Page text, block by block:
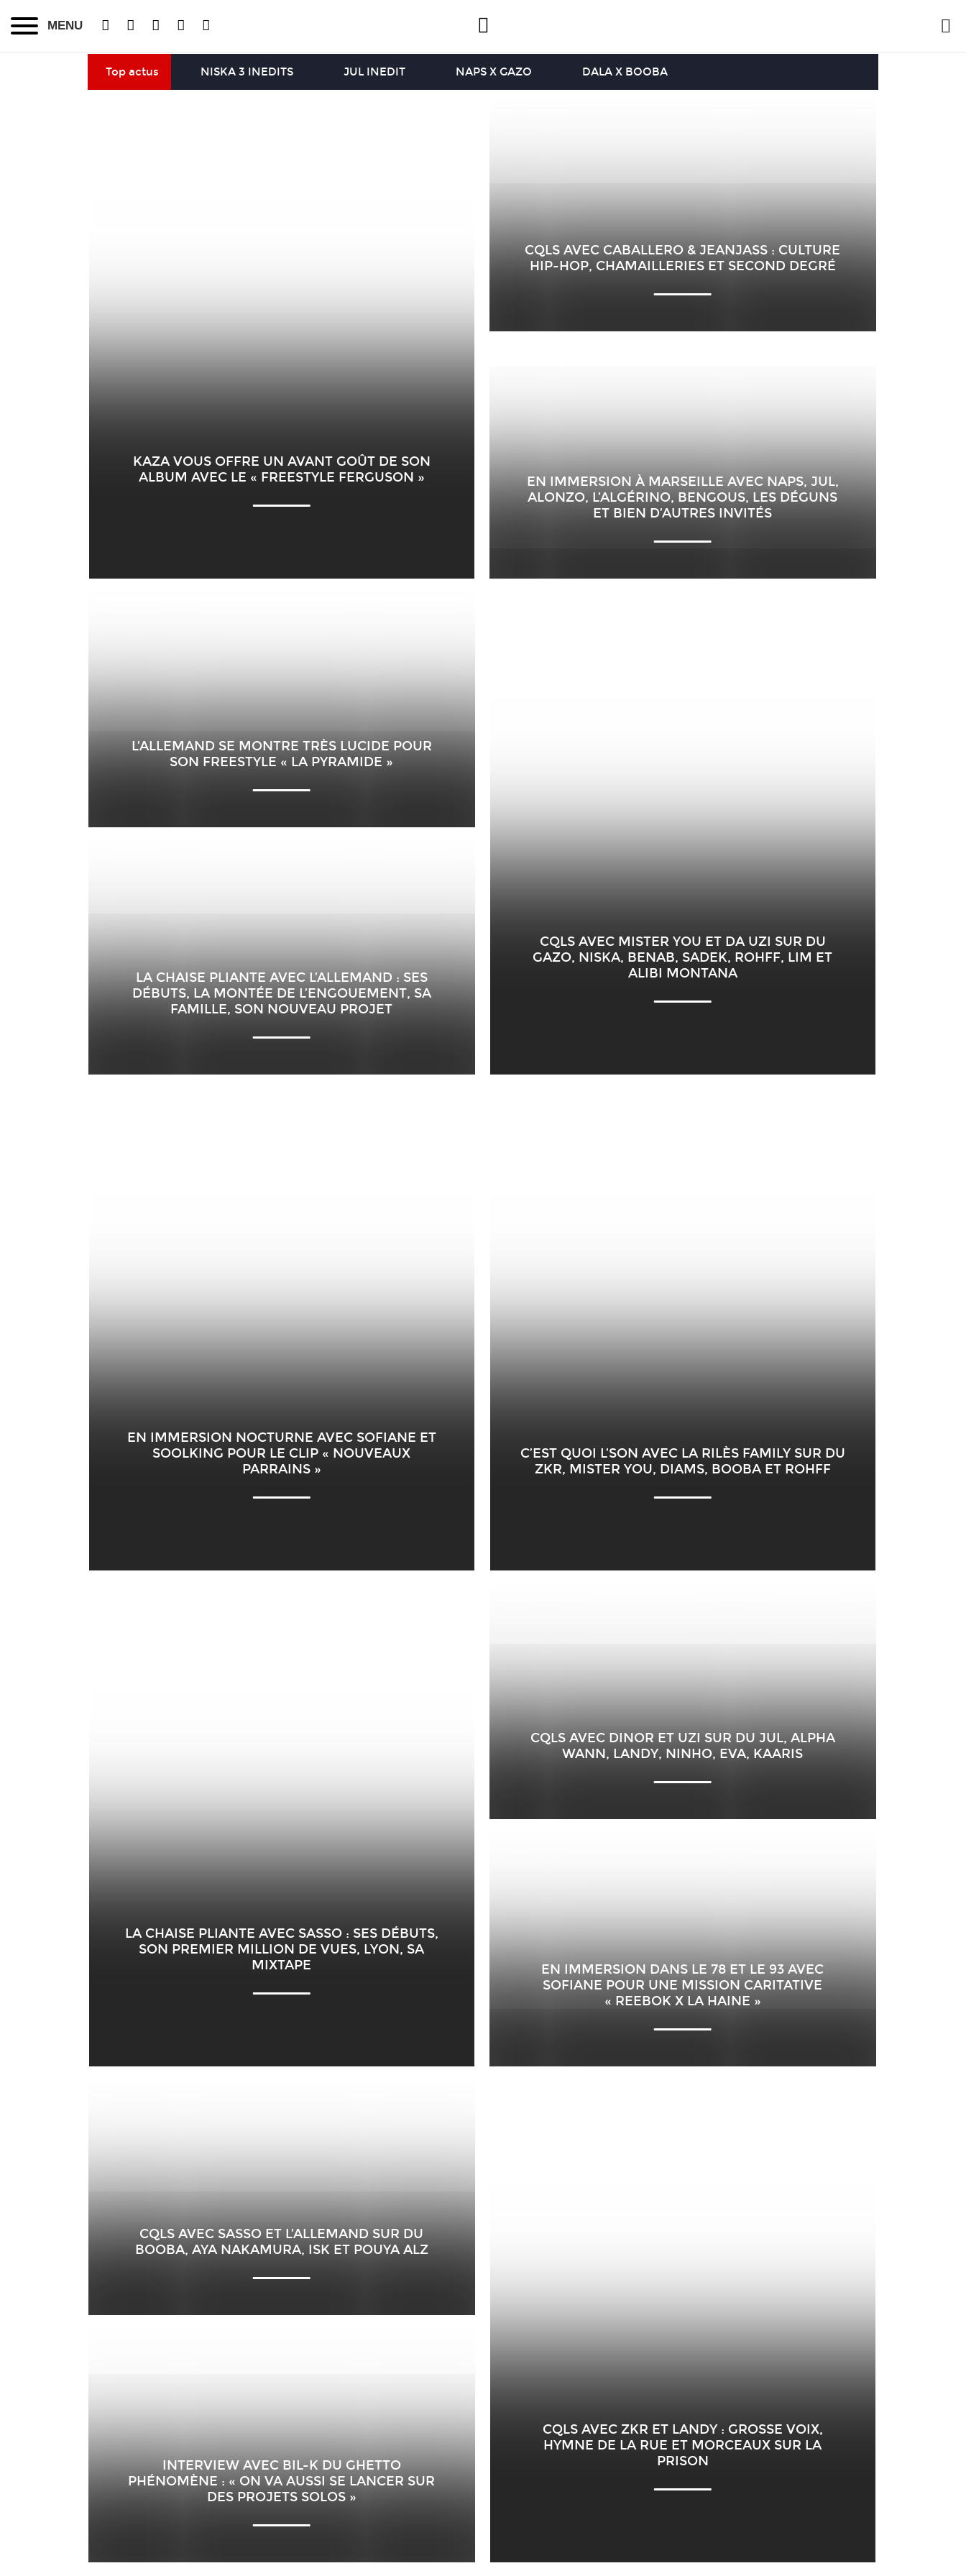
MENU
Top actus NISKA 3 INEDITS JUL INEDIT NAPS X GAZO DALA X BOOBA
KAZA VOUS OFFRE UN AVANT GOÛT DE SON
ALBUM AVEC LE « FREESTYLE FERGUSON »
CQLS AVEC CABALLERO & JEANJASS : CULTURE
HIP-HOP, CHAMAILLERIES ET SECOND DEGRÉ
EN IMMERSION À MARSEILLE AVEC NAPS, JUL,
ALONZO, L’ALGÉRINO, BENGOUS, LES DÉGUNS
ET BIEN D’AUTRES INVITÉS
L’ALLEMAND SE MONTRE TRÈS LUCIDE POUR
SON FREESTYLE « LA PYRAMIDE »
LA CHAISE PLIANTE AVEC L’ALLEMAND : SES
DÉBUTS, LA MONTÉE DE L’ENGOUEMENT, SA
FAMILLE, SON NOUVEAU PROJET
CQLS AVEC MISTER YOU ET DA UZI SUR DU
GAZO, NISKA, BENAB, SADEK, ROHFF, LIM ET
ALIBI MONTANA
EN IMMERSION NOCTURNE AVEC SOFIANE ET
SOOLKING POUR LE CLIP « NOUVEAUX
PARRAINS »
C’EST QUOI L’SON AVEC LA RILÈS FAMILY SUR DU
ZKR, MISTER YOU, DIAMS, BOOBA ET ROHFF
LA CHAISE PLIANTE AVEC SASSO : SES DÉBUTS,
SON PREMIER MILLION DE VUES, LYON, SA
MIXTAPE
CQLS AVEC DINOR ET UZI SUR DU JUL, ALPHA
WANN, LANDY, NINHO, EVA, KAARIS
EN IMMERSION DANS LE 78 ET LE 93 AVEC
SOFIANE POUR UNE MISSION CARITATIVE
« REEBOK X LA HAINE »
CQLS AVEC SASSO ET L’ALLEMAND SUR DU
BOOBA, AYA NAKAMURA, ISK ET POUYA ALZ
INTERVIEW AVEC BIL-K DU GHETTO
PHÉNOMÈNE : « ON VA AUSSI SE LANCER SUR
DES PROJETS SOLOS »
CQLS AVEC ZKR ET LANDY : GROSSE VOIX,
HYMNE DE LA RUE ET MORCEAUX SUR LA
PRISON